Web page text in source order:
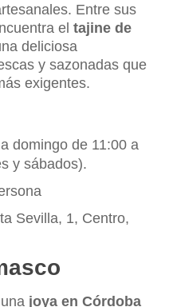
Entre sus
el tajine de
deliciosa
y sazonadas que
exigentes.
domingo de 11:00 a
y sábados).
Sevilla, 1, Centro,
joya en Córdoba